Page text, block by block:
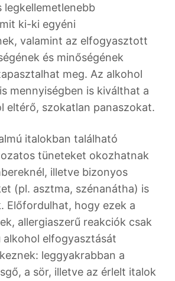
legkellemetlenebb
ki-ki egyéni
valamint az elfogyasztott
és minőségének
meg. Az alkohol
mennyiségben is kiválthat a
eltérő, szokatlan panaszokat.
italokban található
tüneteket okozhatnak
illetve bizonyos
(pl. asztma, szénanátha) is
Előfordulhat, hogy ezek a
allergiaszerű reakciók csak
alkohol elfogyasztását
leggyakrabban a
a sör, illetve az érlelt italok